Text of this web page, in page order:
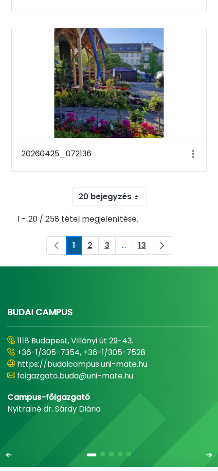
20260425_072136
20 bejegyzés
1 - 20 / 258 tétel megjelenítése.
Oldal
1 Oldal
2 Oldal
3 ...Köztes oldalak
Oldal
13
BUDAI CAMPUS
1118 Budapest, Villányi út 29-43.
+36-1/305-7354, +36-1/305-7528
https://budaicampus.uni-mate.hu
foigazgato.buda@uni-mate.hu
Campus-főigazgató
Nyitrainé dr. Sárdy Diána